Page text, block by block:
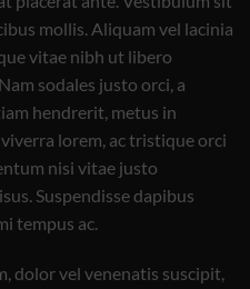
mollis. Aliquam vel lacinia
vitae nibh ut libero
sodales justo orci, a
hendrerit, metus in
lorem, ac tristique orci
nisi vitae justo
Suspendisse dapibus
tempus ac.
dolor vel venenatis suscipit,